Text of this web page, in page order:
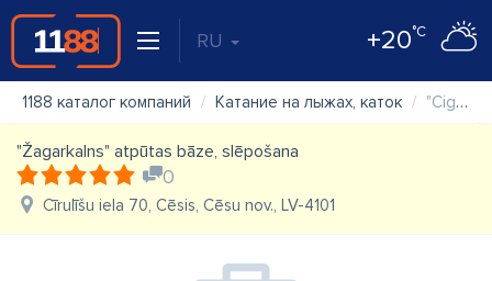
RU +20°C
1188 каталог компаний Катание на лыжах, каток "Cigoriņš" IK, slēpošanas bāze
"Žagarkalns" atpūtas bāze, slēpošana
0
Cīrulīšu iela 70, Cēsis, Cēsu nov., LV-4101